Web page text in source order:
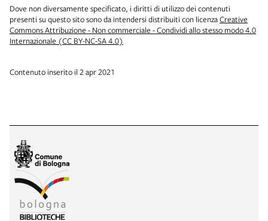
Dove non diversamente specificato, i diritti di utilizzo dei contenuti
presenti su questo sito sono da intendersi distribuiti con licenzaCreative
Commons Attribuzione - Non commerciale - Condividi allo stesso modo 4.0
Internazionale (CC BY-NC-SA 4.0)
Contenuto inserito il 2 apr 2021